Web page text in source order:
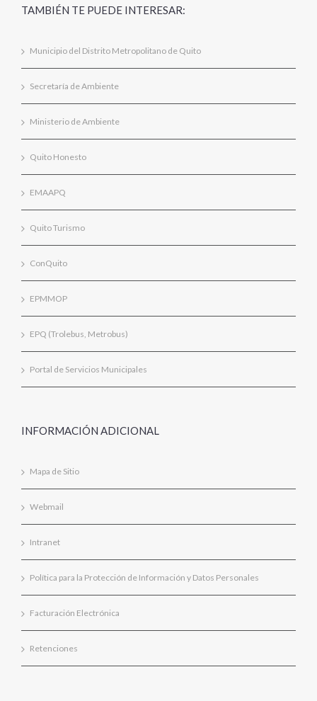
TAMBIÉN TE PUEDE INTERESAR:
Municipio del Distrito Metropolitano de Quito
Secretaría de Ambiente
Ministerio de Ambiente
Quito Honesto
EMAAPQ
Quito Turismo
ConQuito
EPMMOP
EPQ (Trolebus, Metrobus)
Portal de Servicios Municipales
INFORMACIÓN ADICIONAL
Mapa de Sitio
Webmail
Intranet
Política para la Protección de Información y Datos Personales
Facturación Electrónica
Retenciones